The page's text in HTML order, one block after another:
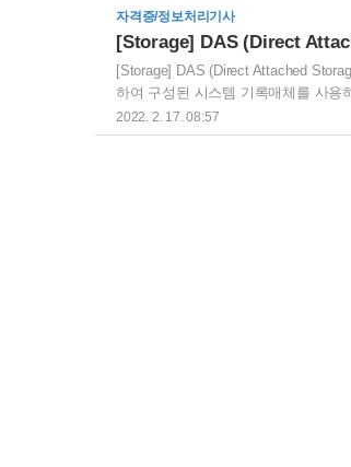
자격증/정보처리기사
[Storage] DAS (Direct Attached
하여 구성된 시스템 기록매체를 사용
단순한 유형의 데이터 스토리지 서버
에 적합 외장형 저장 장치를 물리적
2022. 2. 17. 08:57